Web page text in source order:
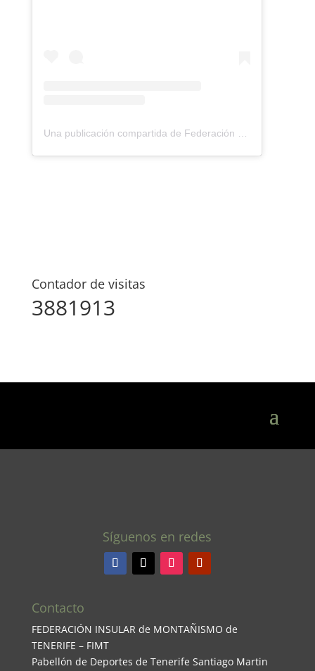
Una publicación compartida de Federación Montañismo Tenerife (@federacion_montanismo_tenerife)
Contador de visitas
3881913
Síguenos en redes
Contacto
FEDERACIÓN INSULAR de MONTAÑISMO de
TENERIFE – FIMT
Pabellón de Deportes de Tenerife Santiago Martin